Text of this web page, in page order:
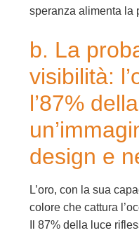
speranza alimenta la
b. La
visibilità:
l’87%
design e
L’oro, con la sua
colore che cattura
Il 87% della luce